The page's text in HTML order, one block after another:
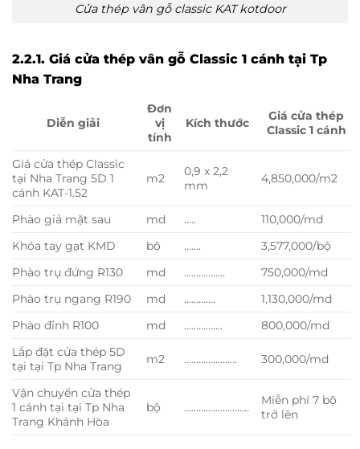
Cửa thép vân gỗ classic KAT kotdoor
2.2.1. Giá cửa thép vân gỗ Classic 1 cánh tại Tp
Nha Trang
Diễn giải
Đơn
vị
tính
Kích thước
Giá cửa thép
Classic 1 cánh
Giá cửa thép Classic
tại Nha Trang 5D 1
cánh KAT-1.52
m2
0,9 x 2,2
mm
4,850,000/m2
Phào giả mặt sau md …..
110,000/md
Khóa tay gạt KMD
bộ …….
3,577,000/bộ
Phào trụ đứng R130
md ……………..
750,000/md
Phào trụ ngang R190
md ………….
1,130,000/md
Phào đỉnh R100
md …………….
800,000/md
Lắp đặt cửa thép 5D
tại tại Tp Nha Trang
m2 …………………. 300,000/md
Vận chuyển cửa thép
1 cánh tại tại Tp Nha
Trang Khánh Hòa
bộ ………………………
Miễn phí 7 bộ
trở lên